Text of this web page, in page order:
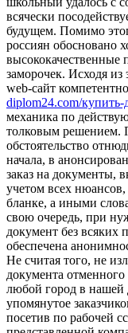
всячески
будущем. Помимо
россиян обосновано
высококачественные
заморочек. Исходя из
web-сайт
diplom24.com/
механика по
толковым решением.
обстоятельство
начала, в
заказ на документы,
учетом всех
бланке, а иными
свою очередь, при
документ без всяких
обеспечена
Не считая того, не
документа отменного
любой город в нашей
упомянутое
посетив по рабочей